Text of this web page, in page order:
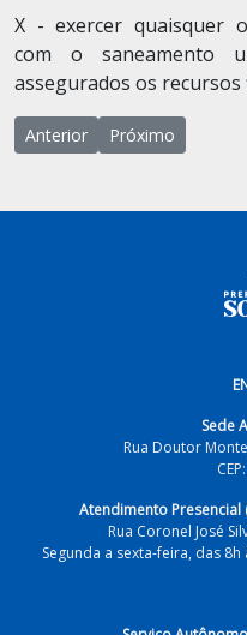
X - exercer quaisquer
com o saneamento
assegurados os
Artigo anterior: AVISO DE
Anterior Próximo artigo:
Próximo
Sede
Rua Doutor
Atendimento Presencial
Rua Coronel José
Segunda a sexta-feira, das